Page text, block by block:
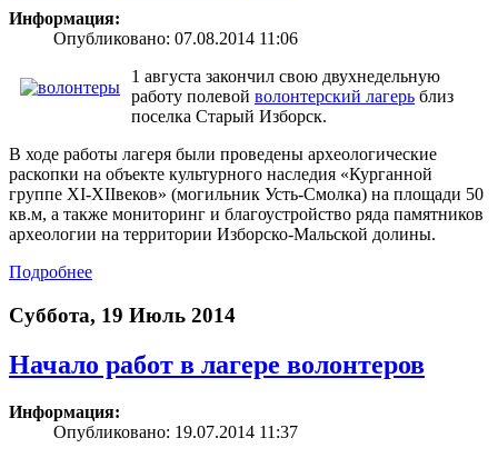
Информация:
Опубликовано: 07.08.2014 11:06
1 августа закончил свою двухнедельную
работу полевой волонтерский лагерь близ
поселка Старый Изборск.
В ходе работы лагеря были проведены археологические
раскопки на объекте культурного наследия «Курганной
группе XI-XIIвеков» (могильник Усть-Смолка) на площади 50
кв.м, а также мониторинг и благоустройство ряда памятников
археологии на территории Изборско-Мальской долины.
Подробнее
Суббота, 19 Июль 2014
Начало работ в лагере волонтеров
Информация:
Опубликовано: 19.07.2014 11:37